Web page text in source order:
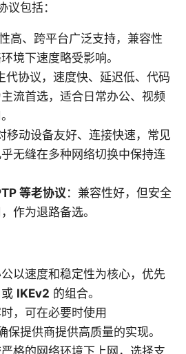
议包括：
高、跨平台广泛支持，兼容性
境下速度略受影响。
代协议，速度快、延迟低、代码
流首选，适合日常办公、视频
移动设备友好、连接快速，常见
无缝在多种网络切换中保持连
等老协议 ：兼容性好，但安全
作为退路备选。
以速度和稳定性为核心，优先
或 IKEv2 的组合。
，可在必要时使用
保提供商提供高质量的实现。